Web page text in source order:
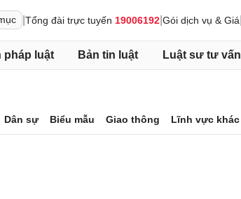
Tổng đài trực tuyến 19006192 Gói dịch vụ & Giá
pháp luật Bản tin luật Luật sư tư vấn
Dân sự Biểu mẫu Giao thông Lĩnh vực khác